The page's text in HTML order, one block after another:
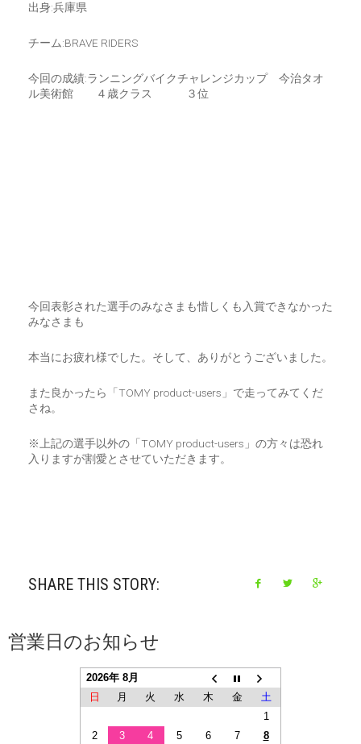
出身:兵庫県
チーム:BRAVE RIDERS
今回の成績:ランニングバイクチャレンジカップ 今治タオ
ル美術館 ４歳クラス ３位
今回表彰された選手のみなさまも惜しくも入賞できなかった
みなさまも
本当にお疲れ様でした。そして、ありがとうございました。
また良かったら「TOMY product-users」で走ってみてくだ
さね。
※上記の選手以外の「TOMY product-users」の方々は恐れ
入りますが割愛とさせていただきます。
SHARE THIS STORY:
営業日のお知らせ
2026年 8月
日
月 火 水 木 金
土
1
2
3 4 5 6 7 8